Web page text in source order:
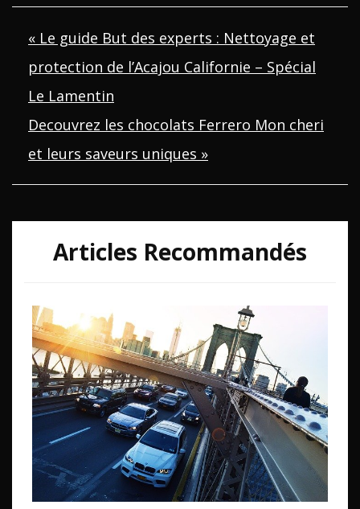
Navigation
de
l’article
« Le guide But des experts : Nettoyage et
protection de l’Acajou Californie – Spécial
Le Lamentin
Decouvrez les chocolats Ferrero Mon cheri
et leurs saveurs uniques »
Articles Recommandés